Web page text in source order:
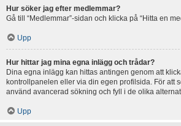
Hur söker jag efter medlemmar?
Gå till “Medlemmar”-sidan och klicka på “Hitta en
Upp
Hur hittar jag mina egna inlägg och trådar?
Dina egna inlägg kan hittas antingen genom att
kontrollpanelen eller via din egen profilsida. För att
använd avancerad sökning och fyll i de olika
Upp